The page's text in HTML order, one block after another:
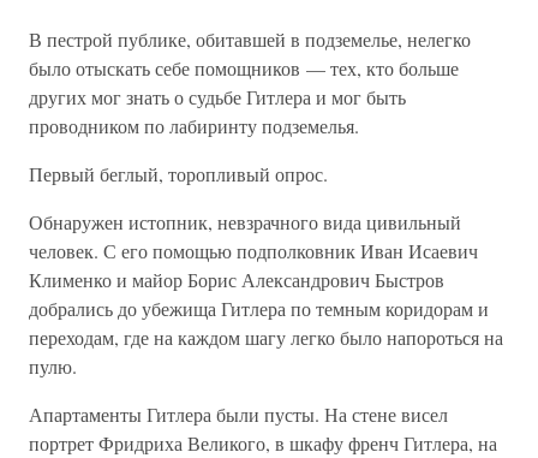
В пестрой публике, обитавшей в подземелье, нелегко
было отыскать себе помощников — тех, кто больше
других мог знать о судьбе Гитлера и мог быть
проводником по лабиринту подземелья.
Первый беглый, торопливый опрос.
Обнаружен истопник, невзрачного вида цивильный
человек. С его помощью подполковник Иван Исаевич
Клименко и майор Борис Александрович Быстров
добрались до убежища Гитлера по темным коридорам и
переходам, где на каждом шагу легко было напороться на
пулю.
Апартаменты Гитлера были пусты. На стене висел
портрет Фридриха Великого, в шкафу френч Гитлера, на